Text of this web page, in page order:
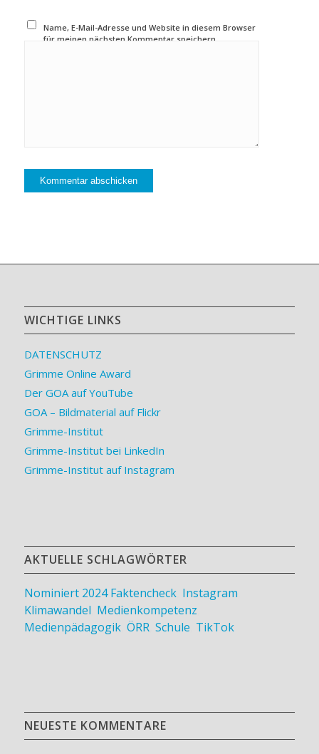
Name, E-Mail-Adresse und Website in diesem Browser
für meinen nächsten Kommentar speichern.
WICHTIGE LINKS
DATENSCHUTZ
Grimme Online Award
Der GOA auf YouTube
GOA – Bildmaterial auf Flickr
Grimme-Institut
Grimme-Institut bei LinkedIn
Grimme-Institut auf Instagram
AKTUELLE SCHLAGWÖRTER
Nominiert 2024 Faktencheck, Instagram
Klimawandel Medienkompetenz
Medienpädagogik, ÖRR, Schule TikTok
NEUESTE KOMMENTARE